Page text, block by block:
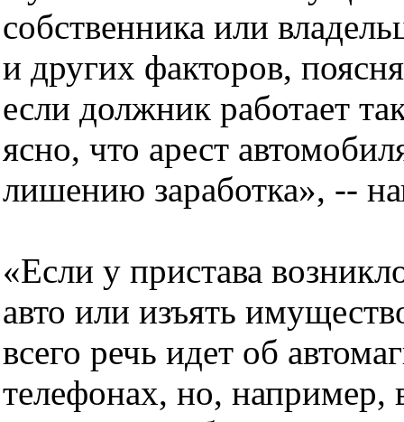
собственника или
и других факторов,
если должник работает
ясно, что арест
лишению заработка», --
«Если у пристава
авто или изъять
всего речь идет об
телефонах, но, например,